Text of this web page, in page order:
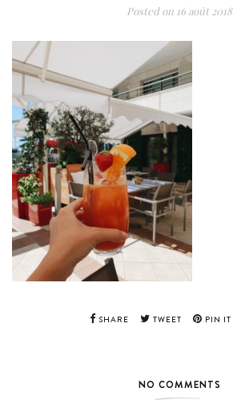
Posted on 16 août 2018
SHARE TWEET PIN IT
NO COMMENTS